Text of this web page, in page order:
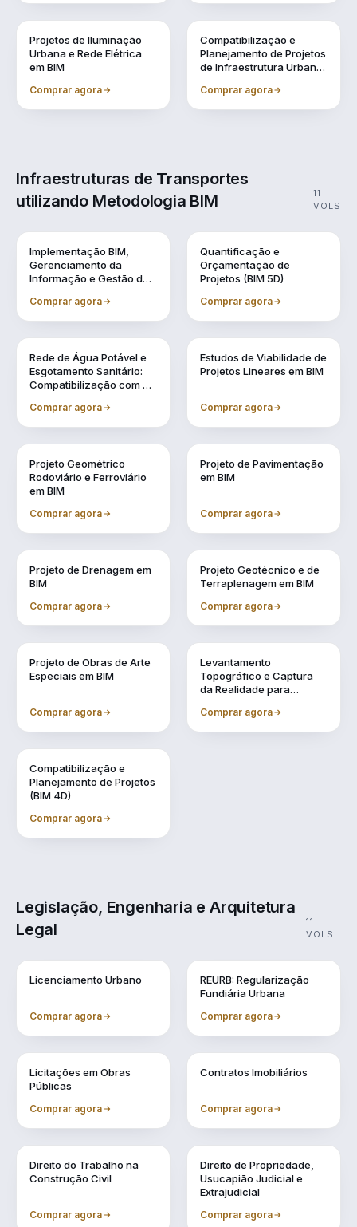
Projetos de Iluminação
Urbana e Rede Elétrica
em BIM
Comprar agora
Compatibilização e
Planejamento de Projetos
de Infraestrutura Urbana
Comprar agora
Infraestruturas de Transportes
utilizando Metodologia BIM
11
VOLS
Implementação BIM,
Gerenciamento da
Informação e Gestão de
Comprar agora
Quantificação e
Orçamentação de
Projetos (BIM 5D)
Comprar agora
Rede de Água Potável e
Esgotamento Sanitário:
Compatibilização com a
Comprar agora
Estudos de Viabilidade de
Projetos Lineares em BIM
Comprar agora
Projeto Geométrico
Rodoviário e Ferroviário
em BIM
Comprar agora
Projeto de Pavimentação
em BIM
Comprar agora
Projeto de Drenagem em
BIM
Comprar agora
Projeto Geotécnico e de
Terraplenagem em BIM
Comprar agora
Projeto de Obras de Arte
Especiais em BIM
Comprar agora
Levantamento
Topográfico e Captura
da Realidade para
Comprar agora
Compatibilização e
Planejamento de Projetos
(BIM 4D)
Comprar agora
Legislação, Engenharia e Arquitetura
Legal
11
VOLS
Licenciamento Urbano
Comprar agora
REURB: Regularização
Fundiária Urbana
Comprar agora
Licitações em Obras
Públicas
Comprar agora
Contratos Imobiliários
Comprar agora
Direito do Trabalho na
Construção Civil
Comprar agora
Direito de Propriedade,
Usucapião Judicial e
Extrajudicial
Comprar agora